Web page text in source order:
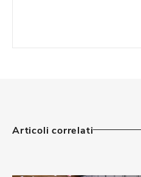
Articoli correlati